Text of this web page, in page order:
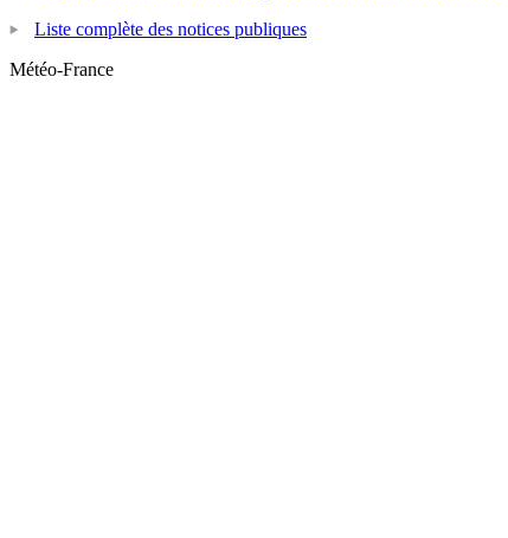
Liste complète des notices publiques
Météo-France